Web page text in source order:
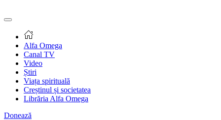
Alfa Omega
Canal TV
Video
Știri
Viața spirituală
Creștinul și societatea
Librăria Alfa Omega
Donează